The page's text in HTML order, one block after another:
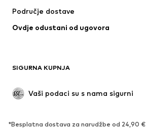
Donje rublje
Kaputi
Posebne prigode
Ekskluzivno
Područje dostave
Ovdje odustani od ugovora
SIGURNA KUPNJA
Vaši podaci su s nama sigurni
*Besplatna dostava za narudžbe od 24,90